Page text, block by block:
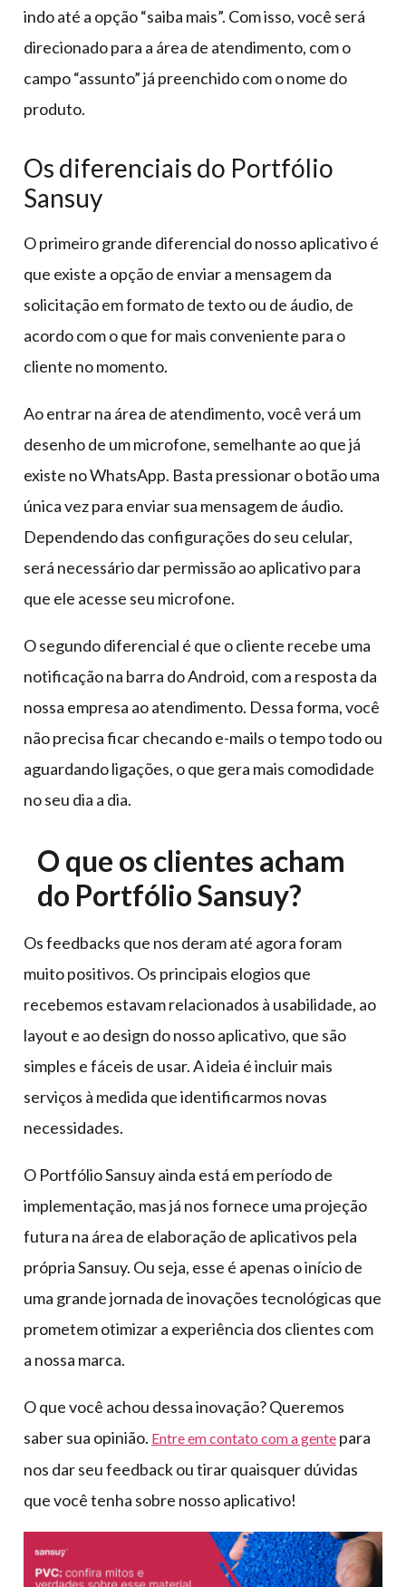
indo até a opção “saiba mais”. Com isso, você será
direcionado para a área de atendimento, com o
campo “assunto” já preenchido com o nome do
produto.
Os diferenciais do Portfólio
Sansuy
O primeiro grande diferencial do nosso aplicativo é
que existe a opção de enviar a mensagem da
solicitação em formato de texto ou de áudio, de
acordo com o que for mais conveniente para o
cliente no momento.
Ao entrar na área de atendimento, você verá um
desenho de um microfone, semelhante ao que já
existe no WhatsApp. Basta pressionar o botão uma
única vez para enviar sua mensagem de áudio.
Dependendo das configurações do seu celular,
será necessário dar permissão ao aplicativo para
que ele acesse seu microfone.
O segundo diferencial é que o cliente recebe uma
notificação na barra do Android, com a resposta da
nossa empresa ao atendimento. Dessa forma, você
não precisa ficar checando e-mails o tempo todo ou
aguardando ligações, o que gera mais comodidade
no seu dia a dia.
O que os clientes acham
do Portfólio Sansuy?
Os feedbacks que nos deram até agora foram
muito positivos. Os principais elogios que
recebemos estavam relacionados à usabilidade, ao
layout e ao design do nosso aplicativo, que são
simples e fáceis de usar. A ideia é incluir mais
serviços à medida que identificarmos novas
necessidades.
O Portfólio Sansuy ainda está em período de
implementação, mas já nos fornece uma projeção
futura na área de elaboração de aplicativos pela
própria Sansuy. Ou seja, esse é apenas o início de
uma grande jornada de inovações tecnológicas que
prometem otimizar a experiência dos clientes com
a nossa marca.
O que você achou dessa inovação? Queremos
saber sua opinião. Entre em contato com a gente para
nos dar seu feedback ou tirar quaisquer dúvidas
que você tenha sobre nosso aplicativo!